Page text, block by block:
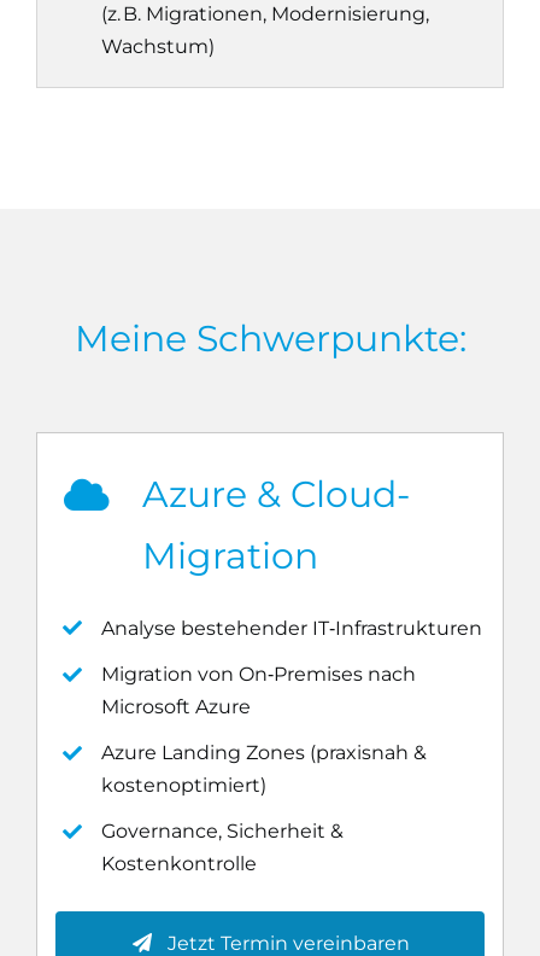
(z. B. Migrationen, Modernisierung,
Wachstum)
Meine Schwerpunkte:
Azure & Cloud-
Migration
Analyse bestehender IT‑Infrastrukturen
Migration von On‑Premises nach
Microsoft Azure
Azure Landing Zones (praxisnah &
kostenoptimiert)
Governance, Sicherheit &
Kostenkontrolle
Jetzt Termin vereinbaren